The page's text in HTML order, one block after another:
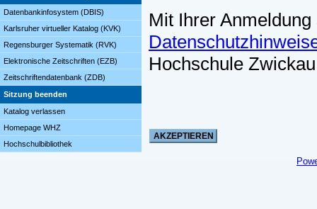
Datenbankinfosystem (DBIS)
Karlsruher virtueller Katalog (KVK)
Regensburger Systematik (RVK)
Elektronische Zeitschriften (EZB)
Zeitschriftendatenbank (ZDB)
Sitzung beenden
Katalog verlassen
Homepage WHZ
Hochschulbibliothek
Mit Ihrer
Hochschule